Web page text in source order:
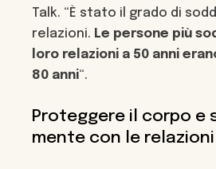
Talk. “È stato il grado di
relazioni. Le persone più
loro relazioni a 50 anni
80 anni“.
Proteggere il corpo e
mente con le